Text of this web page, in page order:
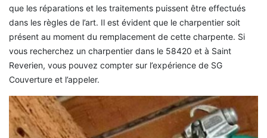
que les réparations et les traitements puissent être effectués
dans les règles de l’art. Il est évident que le charpentier soit
présent au moment du remplacement de cette charpente. Si
vous recherchez un charpentier dans le 58420 et à Saint
Reverien, vous pouvez compter sur l’expérience de SG
Couverture et l’appeler.